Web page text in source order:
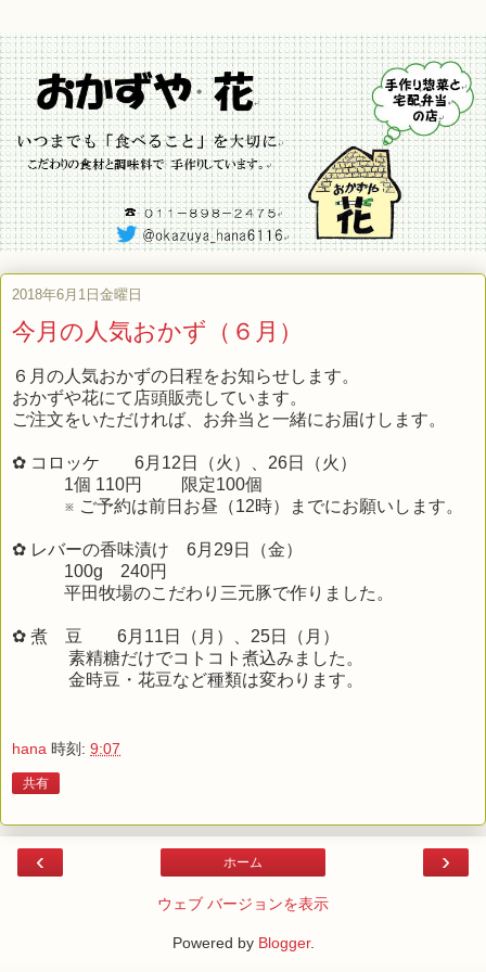
2018年6月1日金曜日
今月の人気おかず（６月）
６月の人気おかずの日程をお知らせします。
おかずや花にて店頭販売しています。
ご注文をいただければ、お弁当と一緒にお届けします。
✿ コロッケ 6月12日（火）、26日（火）
1個 110円 限定100個
※ ご予約は前日お昼（12時）までにお願いします。
✿ レバーの香味漬け 6月29日（金）
100g 240円
平田牧場のこだわり三元豚で作りました。
✿ 煮 豆 6月11日（月）、25日（月）
素精糖だけでコトコト煮込みました。
金時豆・花豆など種類は変わります。
hana 時刻: 9:07
共有
‹ ›
ホーム
ウェブ バージョンを表示
Powered by Blogger.